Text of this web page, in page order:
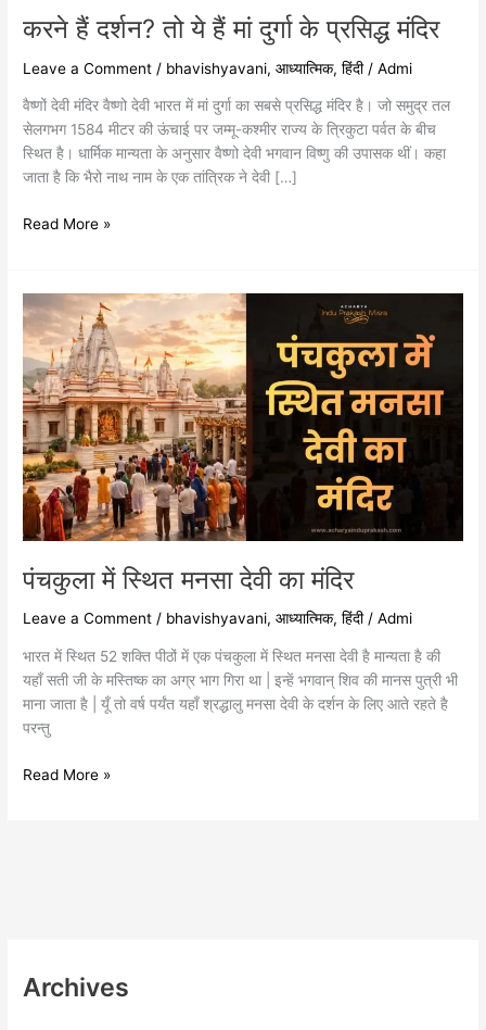
करने हैं दर्शन? तो ये हैं मां दुर्गा के प्रसिद्ध मंदिर
Leave a Comment / bhavishyavani,आध्यात्मिक,हिंदी/Admi
वैष्णों देवी मंदिर वैष्णो देवी भारत में मां दुर्गा का सबसे प्रसिद्ध मंदिर है। जो समुद्र तल
सेलगभग 1584 मीटर की ऊंचाई पर जम्मू-कश्मीर राज्य के त्रिकुटा पर्वत के बीच
स्थित है। धार्मिक मान्यता के अनुसार वैष्णो देवी भगवान विष्णु की उपासक थीं। कहा
जाता है कि भैरो नाथ नाम के एक तांत्रिक ने देवी […]
प्रसिद्ध
Read More »
पंचकुला में स्थित मनसा देवी का मंदिर
Leave a Comment / bhavishyavani,आध्यात्मिक,हिंदी/Admi
भारत में स्थित 52 शक्ति पीठों में एक पंचकुला में स्थित मनसा देवी है मान्यता है की
यहाँ सती जी के मस्तिष्क का अग्र भाग गिरा था | इन्हें भगवान् शिव की मानस पुत्री भी
माना जाता है | यूँ तो वर्ष पर्यंत यहाँ श्रद्धालु मनसा देवी के दर्शन के लिए आते रहते है
परन्तु
पंचकुला
में
स्थित
मनसा
देवी
का
मंदिर
Read More »
Archives